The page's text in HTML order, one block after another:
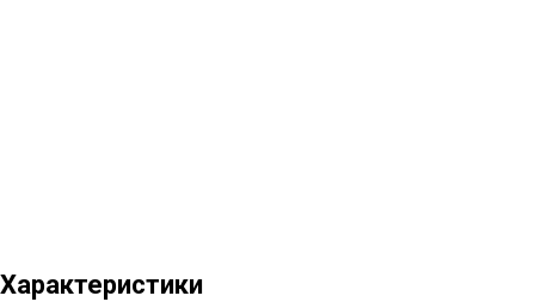
Характеристики